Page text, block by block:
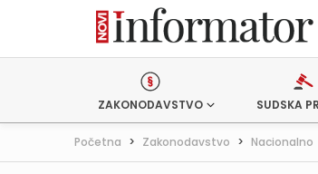
ZAKONODAVSTVO SUDSKA
Početna > Zakonodavstvo > Nacionalno